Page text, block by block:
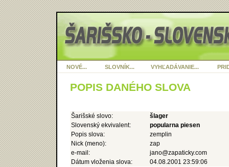
NOVÉ... SLOVNÍK... VYHĽADÁVANIE...
POPIS DANÉHO SLOVA
Šarišské slovo:
šlager
Slovenský ekvivalent:
popularna piesen
Popis slova:
zemplin
Nick (meno):
zap
e-mail:
jano@zapaticky.com
Dátum vloženia slova:
04.08.2001 23:59:06